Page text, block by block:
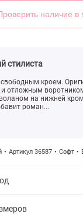
наличие в
стилиста
кроем.
отложным
на нижней
роман...
Артикул 36587 Софт
магазин Gepur